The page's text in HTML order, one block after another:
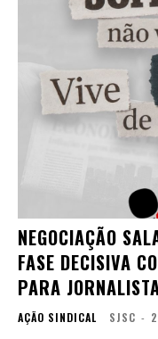
NEGOCIAÇÃO
FASE DECISIVA
PARA
AÇÃO SINDICAL SJSC -